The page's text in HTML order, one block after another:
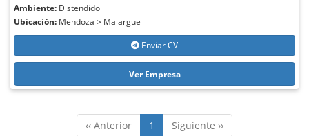
Ambiente: Distendido
Ubicación: Mendoza > Malargue
Enviar CV
Ver Empresa
‹‹ Anterior 1 Siguiente ››